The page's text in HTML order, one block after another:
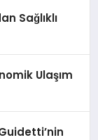
Sağlıklı
Ulaşım